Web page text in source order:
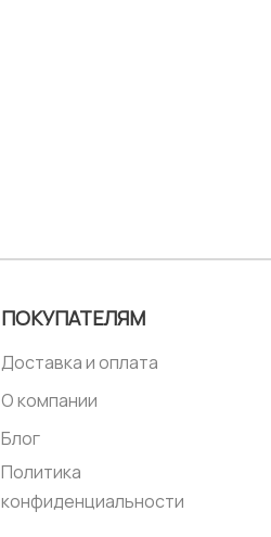
ПОКУПАТЕЛЯМ
Доставка и оплата
О компании
Блог
Политика
конфиденциальности